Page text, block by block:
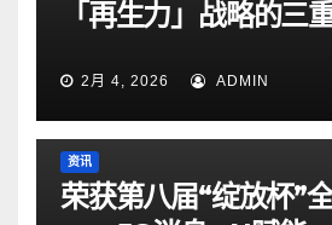
「再生力」战略的三
2月 4, 2026 ADMIN
资讯
荣获第八届“绽放杯”